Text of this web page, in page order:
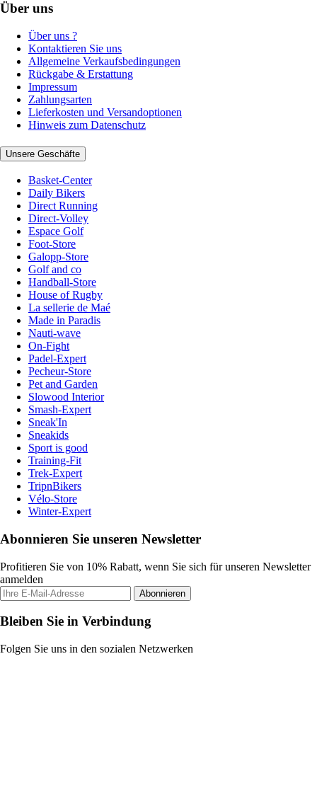
Über uns
Über uns ?
Kontaktieren Sie uns
Allgemeine Verkaufsbedingungen
Rückgabe & Erstattung
Impressum
Zahlungsarten
Lieferkosten und Versandoptionen
Hinweis zum Datenschutz
Unsere Geschäfte
Basket-Center
Daily Bikers
Direct Running
Direct-Volley
Espace Golf
Foot-Store
Galopp-Store
Golf and co
Handball-Store
House of Rugby
La sellerie de Maé
Made in Paradis
Nauti-wave
On-Fight
Padel-Expert
Pecheur-Store
Pet and Garden
Slowood Interior
Smash-Expert
Sneak'In
Sneakids
Sport is good
Training-Fit
Trek-Expert
TripnBikers
Vélo-Store
Winter-Expert
Abonnieren Sie unseren Newsletter
Profitieren Sie von 10% Rabatt, wenn Sie sich für unseren Newsletter
anmelden
Abonnieren
Bleiben Sie in Verbindung
Folgen Sie uns in den sozialen Netzwerken